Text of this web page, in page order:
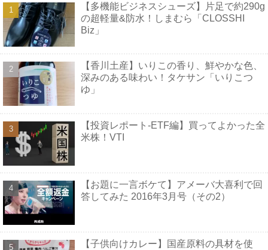
【多機能ビジネスシューズ】片足で約290g
の超軽量&防水！しまむら「CLOSSHI
Biz」
【香川土産】いりこの香り、鮮やかな色、
深みのある味わい！タケサン「いりこつ
ゆ」
【投資レポート-ETF編】買ってよかった全
米株！VTI
【お題に一言ボケて】アメーバ大喜利で回
答してみた 2016年3月号（その2）
【子供向けカレー】国産原料の具材を使